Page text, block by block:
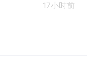
17小时前